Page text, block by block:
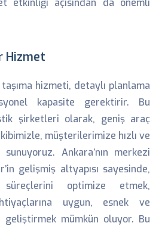
etkinliği açısından da önemli
Hizmet
hizmeti, detaylı planlama
kapasite gerektirir. Bu
şirketleri olarak, geniş araç
müşterilerimize hızlı ve
Ankara’nın merkezi
gelişmiş altyapısı sayesinde,
optimize etmek,
uygun, esnek ve
geliştirmek mümkün oluyor. Bu